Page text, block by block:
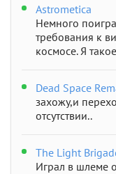
Astrometica
Немного
требования к
космосе. Я
Dead Space
захожу,и
отсутствии..
The Light
Играл в шлеме